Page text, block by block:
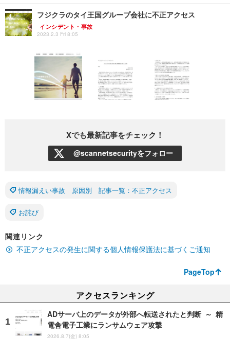
フジクラのタイ王国グループ会社に不正アクセス
インシデント・事故
2023.2.3 Fri 8:05
Xでも最新記事をチェック！
@scannetsecurityをフォロー
情報漏えい事故 原因別 記事一覧：不正アクセス
お詫び
関連リンク
不正アクセスの発生に関する個人情報保護法に基づくご通知
PageTop
アクセスランキング
ADサーバ上のデータが外部へ転送されたと判断 ～ 精
電舎電子工業にランサムウェア攻撃
2026.8.7(金) 8:05